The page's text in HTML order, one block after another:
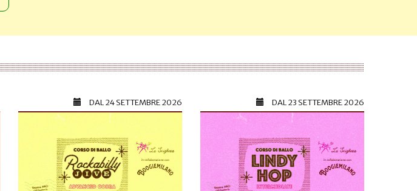
DAL24 SETTEMBRE 2026 DAL23 SETTEMBRE 2026